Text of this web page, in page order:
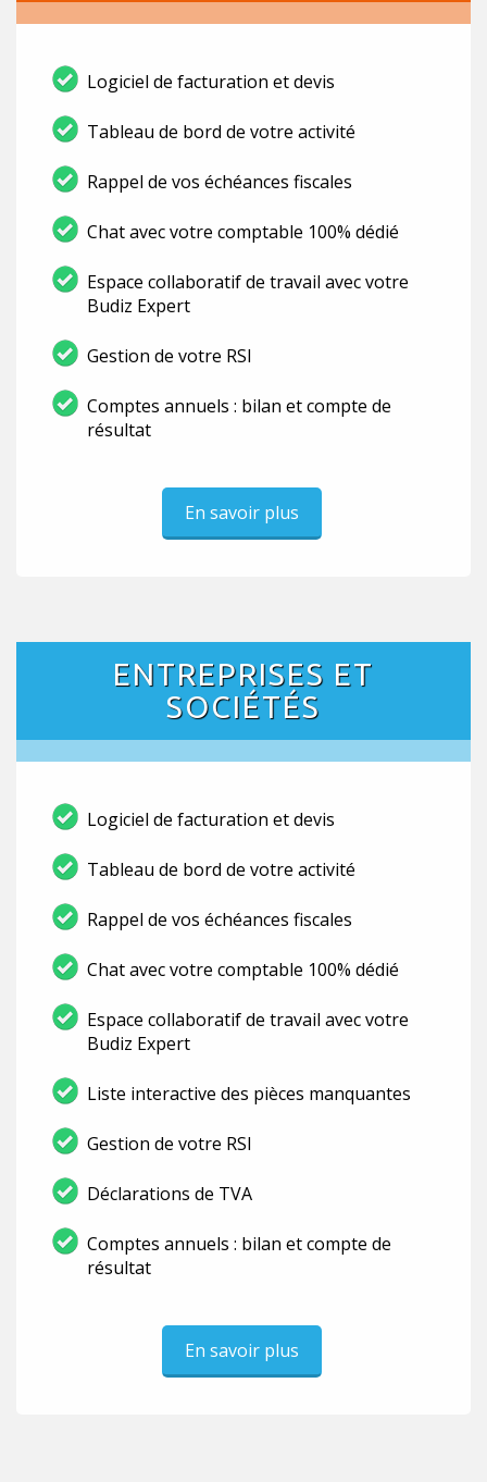
Logiciel de facturation et devis
Tableau de bord de votre activité
Rappel de vos échéances fiscales
Chat avec votre comptable 100% dédié
Espace collaboratif de travail avec votre
Budiz Expert
Gestion de votre RSI
Comptes annuels : bilan et compte de
résultat
En savoir plus
ENTREPRISES ET
SOCIÉTÉS
Logiciel de facturation et devis
Tableau de bord de votre activité
Rappel de vos échéances fiscales
Chat avec votre comptable 100% dédié
Espace collaboratif de travail avec votre
Budiz Expert
Liste interactive des pièces manquantes
Gestion de votre RSI
Déclarations de TVA
Comptes annuels : bilan et compte de
résultat
En savoir plus